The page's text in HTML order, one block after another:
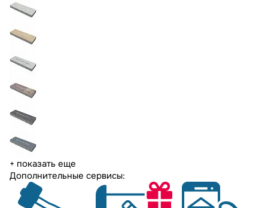
+ показать еще
Дополнительные сервисы: